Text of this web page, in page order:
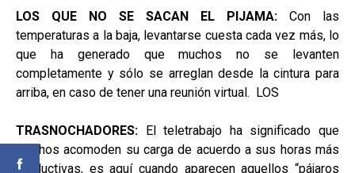
LOS QUE NO SE SACAN EL PIJAMA: Con las
temperaturas a la baja, levantarse cuesta cada vez más, lo
que ha generado que muchos no se levanten
completamente y sólo se arreglan desde la cintura para
arriba, en caso de tener una reunión virtual. LOS
TRASNOCHADORES: El teletrabajo ha significado que
muchos acomoden su carga de acuerdo a sus horas más
productivas, es aquí cuando aparecen aquellos “pájaros